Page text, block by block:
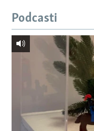
Podcasti